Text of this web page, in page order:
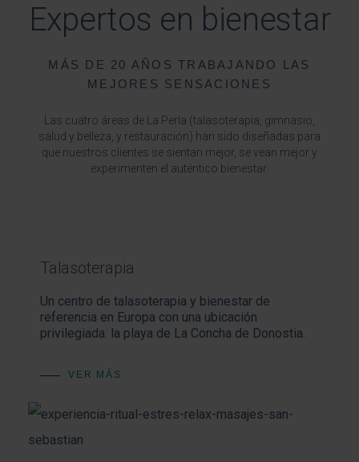
Expertos en bienestar
MÁS DE 20 AÑOS TRABAJANDO LAS
MEJORES SENSACIONES
Las cuatro áreas de La Perla (talasoterapia, gimnasio,
salud y belleza, y restauración) han sido diseñadas para
que nuestros clientes se sientan mejor, se vean mejor y
experimenten el auténtico bienestar.
Talasoterapia
Un centro de talasoterapia y bienestar de
referencia en Europa con una ubicación
privilegiada: la playa de La Concha de Donostia.
VER MÁS